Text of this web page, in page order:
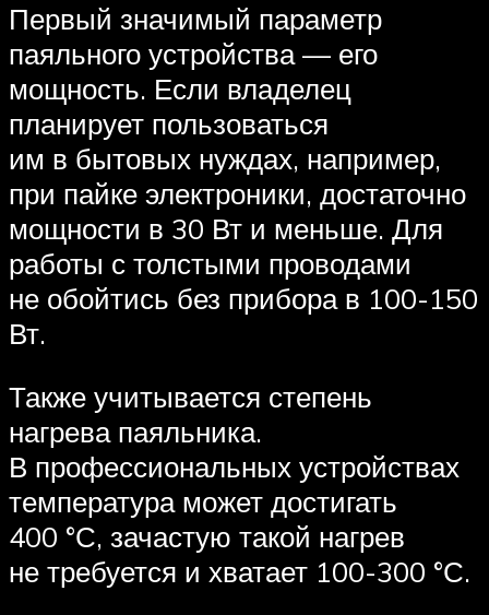
Первый значимый параметр
паяльного устройства — его
мощность. Если владелец
планирует пользоваться
им в бытовых нуждах, например,
при пайке электроники, достаточно
мощности в 30 Вт и меньше. Для
работы с толстыми проводами
не обойтись без прибора в 100-150
Вт.
Также учитывается степень
нагрева паяльника.
В профессиональных устройствах
температура может достигать
400 °С, зачастую такой нагрев
не требуется и хватает 100-300 °С.